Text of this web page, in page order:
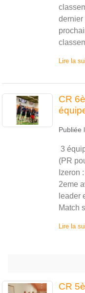
dernier
Lire la
CR
Publiée
3
(PR
Izeron
2eme
leader
Match
Lire la
CR